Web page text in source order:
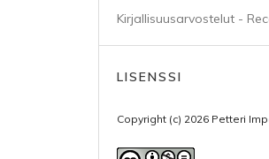
Kirjallisuusarvostelut -
LISENSSI
Copyright (c) 2026 Petteri